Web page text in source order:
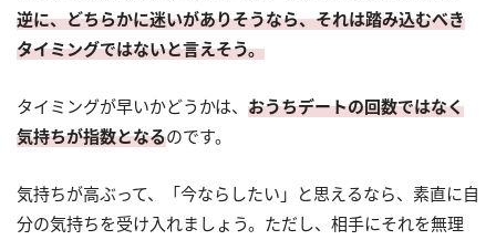
逆に、どちらかに迷いがありそうなら、それは踏み込むべき
タイミングではないと言えそう。
タイミングが早いかどうかは、 おうちデートの回数ではなく
気持ちが指数となるのです。
気持ちが高ぶって、「今ならしたい」と思えるなら、素直に自
分の気持ちを受け入れましょう。ただし、相手にそれを無理